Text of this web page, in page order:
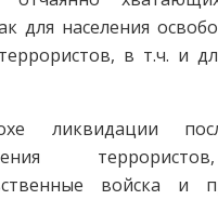
для населения
в т.ч. и
ликвидации
войска и